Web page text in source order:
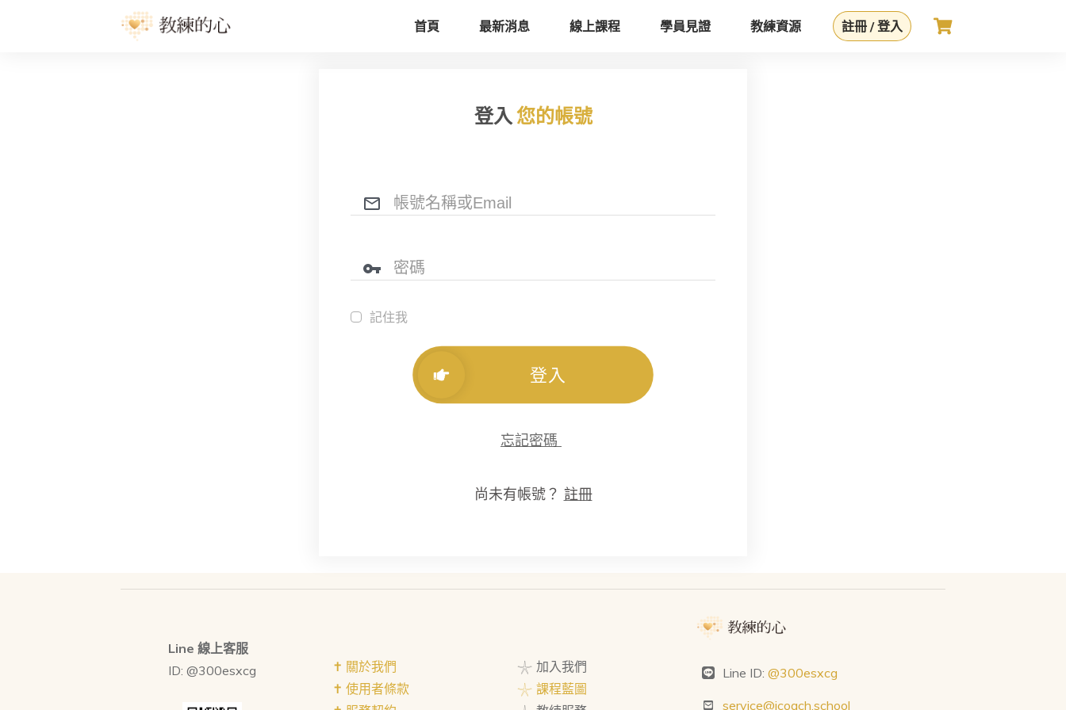
首頁 最新消息 線上課程 學員見證 教練資源 註冊 / 登入
登入您的帳號
記住我
登入
忘記密碼
尚未有帳號？ 註冊
Line 線上客服
ID: @300esxcg
✝︎ 關於我們
✝︎ 使用者條款
𓇼 加入我們
𓇼 課程藍圖
Line ID:@300esxcg
service@icoach.school